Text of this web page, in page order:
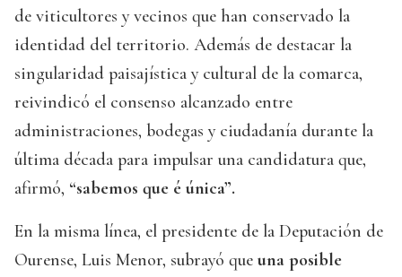
de viticultores y vecinos que han conservado la
identidad del territorio. Además de destacar la
singularidad paisajística y cultural de la comarca,
reivindicó el consenso alcanzado entre
administraciones, bodegas y ciudadanía durante la
última década para impulsar una candidatura que,
afirmó, “sabemos que é única”.
En la misma línea, el presidente de la Deputación de
Ourense, Luis Menor, subrayó que una posible